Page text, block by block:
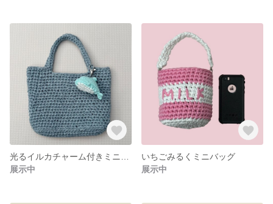
展示中
いちごみるくミニバッグ
展示中